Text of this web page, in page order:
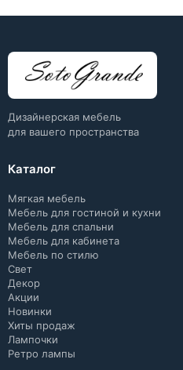
Дизайнерская мебель
для вашего пространства
Каталог
Мягкая мебель
Мебель для гостиной и кухни
Мебель для спальни
Мебель для кабинета
Мебель по стилю
Свет
Декор
Акции
Новинки
Хиты продаж
Лампочки
Ретро лампы